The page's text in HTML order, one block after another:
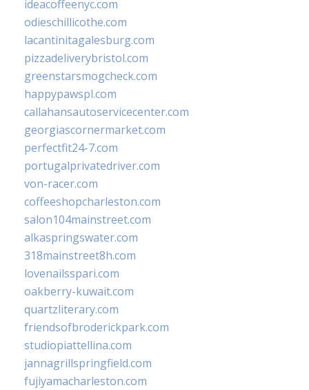
ideacoffeenyc.com
odieschillicothe.com
lacantinitagalesburg.com
pizzadeliverybristol.com
greenstarsmogcheck.com
happypawspl.com
callahansautoservicecenter.com
georgiascornermarket.com
perfectfit24-7.com
portugalprivatedriver.com
von-racer.com
coffeeshopcharleston.com
salon104mainstreet.com
alkaspringswater.com
318mainstreet8h.com
lovenailsspari.com
oakberry-kuwait.com
quartzliterary.com
friendsofbroderickpark.com
studiopiattellina.com
jannagrillspringfield.com
fujiyamacharleston.com